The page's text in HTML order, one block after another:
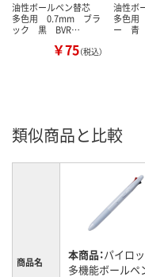
油性ボールペン替芯
多色用 0.7mm ブラ
ック 黒 BVR…
￥75（税込）
油性ボ
多色
ー 青
類似商品と比較
商品名 本商品：パイロ
多機能ボールペ